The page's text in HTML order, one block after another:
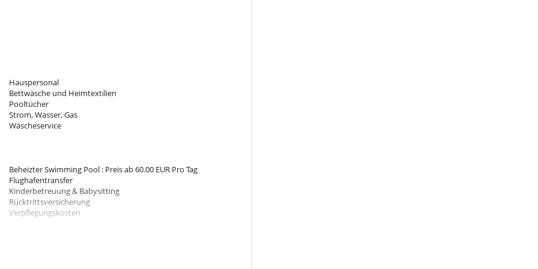
directly overlooking these 2 bedrooms.
kitchen,
and parasols,
grounds. It is shared with the other villas of the domain.
Hauspersonal
Bettwäsche und Heimtextilien
Pooltücher
Strom, Wasser, Gas
Wäscheservice
Beheizter Swimming Pool : Preis ab 60.00 EUR Pro Tag
Flughafentransfer
Kinderbetreuung & Babysitting
Rücktrittsversicherung
Verpflegungskosten